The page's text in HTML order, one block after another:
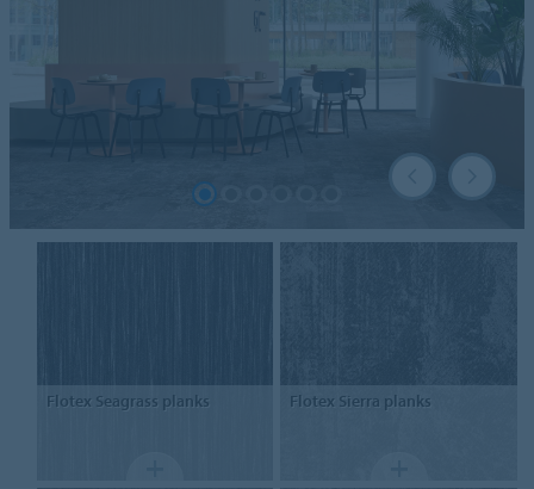
Flotex Seagrass planks Flotex Sierra planks